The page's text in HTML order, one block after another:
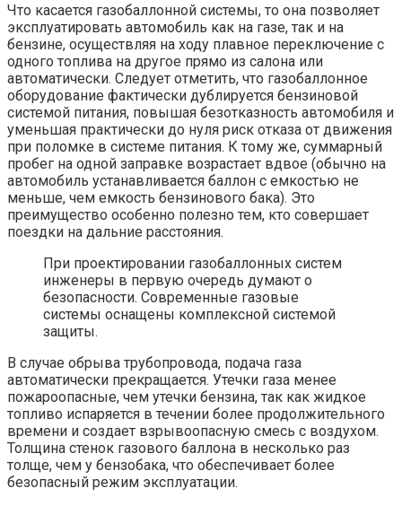
Что касается газобаллонной системы, то она позволяет
эксплуатировать автомобиль как на газе, так и на
бензине, осуществляя на ходу плавное переключение с
одного топлива на другое прямо из салона или
автоматически. Следует отметить, что газобаллонное
оборудование фактически дублируется бензиновой
системой питания, повышая безотказность автомобиля и
уменьшая практически до нуля риск отказа от движения
при поломке в системе питания. К тому же, суммарный
пробег на одной заправке возрастает вдвое (обычно на
автомобиль устанавливается баллон с емкостью не
меньше, чем емкость бензинового бака). Это
преимущество особенно полезно тем, кто совершает
поездки на дальние расстояния.
При проектировании газобаллонных систем
инженеры в первую очередь думают о
безопасности. Современные газовые
системы оснащены комплексной системой
защиты.
В случае обрыва трубопровода, подача газа
автоматически прекращается. Утечки газа менее
пожароопасные, чем утечки бензина, так как жидкое
топливо испаряется в течении более продолжительного
времени и создает взрывоопасную смесь с воздухом.
Толщина стенок газового баллона в несколько раз
толще, чем у бензобака, что обеспечивает более
безопасный режим эксплуатации.